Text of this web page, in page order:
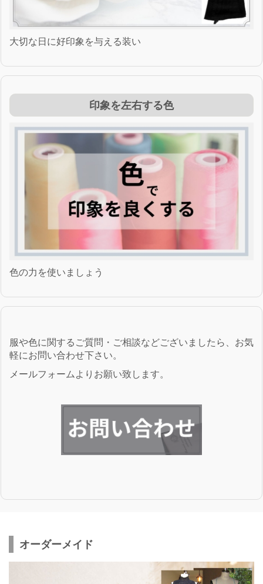
大切な日に好印象を与える装い
印象を左右する色
色の力を使いましょう
服や色に関するご質問・ご相談などございましたら、お気
軽にお問い合わせ下さい。
メールフォームよりお願い致します。
オーダーメイド